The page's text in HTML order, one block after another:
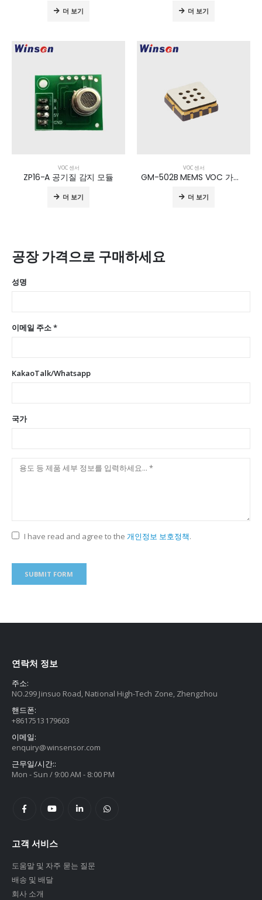
더 보기 더 보기
VOC 센서
ZP16-A 공기질 감지 모듈
더 보기
VOC 센서
GM-502B MEMS VOC 가스 센서
더 보기
공장 가격으로 구매하세요
성명
이메일 주소 *
KakaoTalk/Whatsapp
국가
I have read and agree to the 개인정보 보호정책.
연락처 정보
주소:
NO.299 Jinsuo Road, National High-Tech Zone, Zhengzhou
핸드폰:
+8617513179603
이메일:
enquiry@winsensor.com
근무일/시간::
Mon - Sun / 9:00 AM - 8:00 PM
고객 서비스
도움말 및 자주 묻는 질문
배송 및 배달
회사 소개